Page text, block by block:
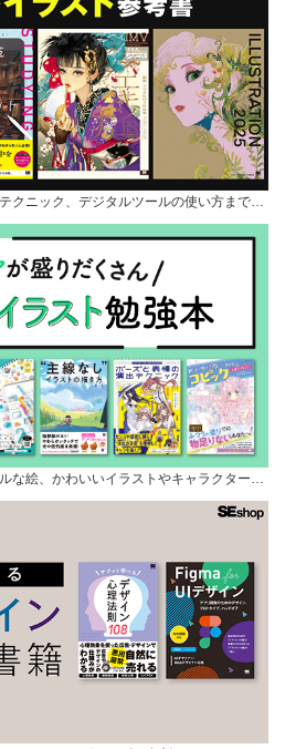
クニック、デジタルツールの使い方まで…
な絵、かわいいイラストやキャラクター…